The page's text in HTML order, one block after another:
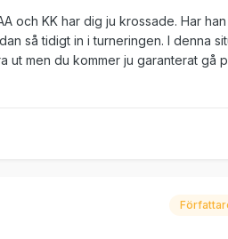
och KK har dig ju krossade. Har han
så tidigt in i turneringen. I denna
ut men du kommer ju garanterat gå